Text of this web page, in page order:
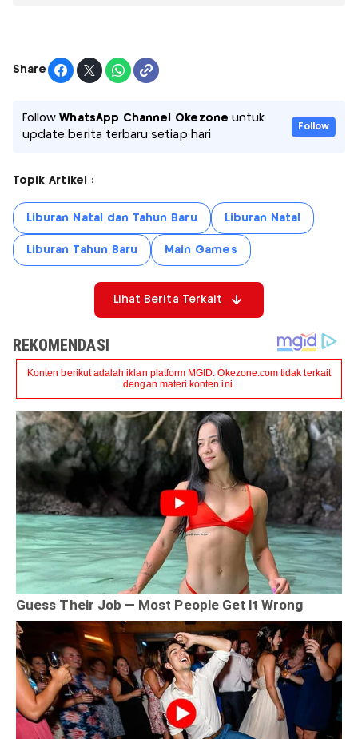
Share
FollowWhatsApp Channel Okezone untuk
update berita terbaru setiap hari
Follow
Topik Artikel :
Liburan Natal dan Tahun Baru Liburan Natal
Liburan Tahun Baru Main Games
Lihat Berita Terkait